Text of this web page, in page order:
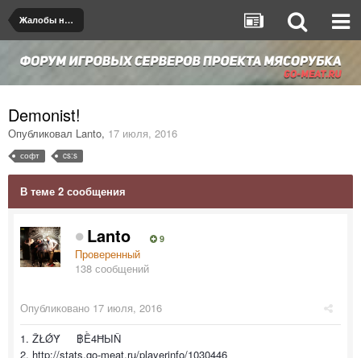
Жалобы на игроков/админов
Demonist!
Опубликовал Lanto, 17 июля, 2016
софт cs:s
В теме 2 сообщения
Lanto 9
Проверенный
138 сообщений
Опубликовано 17 июля, 2016
1. ŽŁǾẎ ฿Ề4ĦЫŇ
2. http://stats.go-meat.ru/playerinfo/1030446